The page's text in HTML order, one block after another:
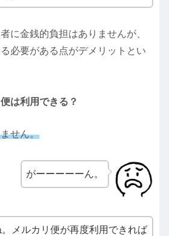
に金銭的負担はありませんが、
必要がある点がデメリットとい
は利用できる？
せん。
がーーーーーん。
メルカリ便が再度利用できれば